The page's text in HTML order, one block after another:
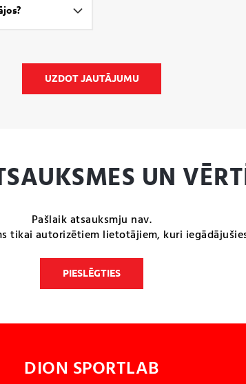
UZDOT JAUTĀJUMU
UN
Pašlaik atsauksmju nav.
tikai autorizētiem lietotājiem, kuri
PIESLĒGTIES
DION SPORTLAB